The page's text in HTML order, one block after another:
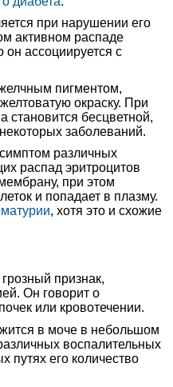
при нарушении его
активном распаде
ассоциируется с
пигментом,
окраску. При
становится бесцветной,
заболеваний.
различных
распад эритроцитов
при этом
и попадает в плазму.
, хотя это и схожие
признак,
Он говорит о
или кровотечении.
в моче в небольшом
воспалительных
путях его количество